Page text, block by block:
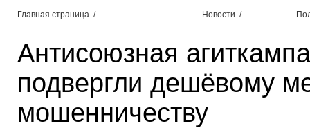
Главная страница / Новости /
Антисоюзная
подвергли дешёвому
мошенничеству